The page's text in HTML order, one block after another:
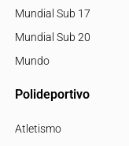
Mundial Sub 17
Mundial Sub 20
Mundo
Polideportivo
Atletismo